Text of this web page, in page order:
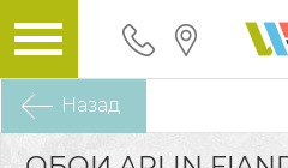
Назад